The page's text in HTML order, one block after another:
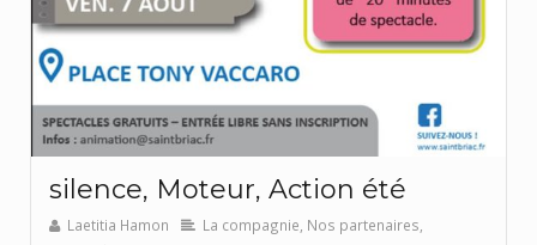
silence, Moteur, Action été
Laetitia Hamon La compagnie, Nos partenaires,